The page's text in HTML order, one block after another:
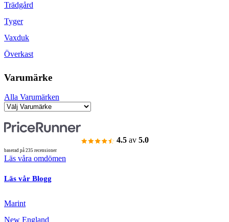
Trädgård
Tyger
Vaxduk
Överkast
Varumärke
Alla Varumärken
4.5 av 5.0
baserad på 235 recensioner
Läs våra omdömen
Läs vår Blogg
Marint
New England